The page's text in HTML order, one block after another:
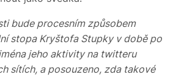
bude procesním způsobem
stopa Kryštofa Stupky v době po
jeho aktivity na twitteru
sítích, a posouzeno, zda takové